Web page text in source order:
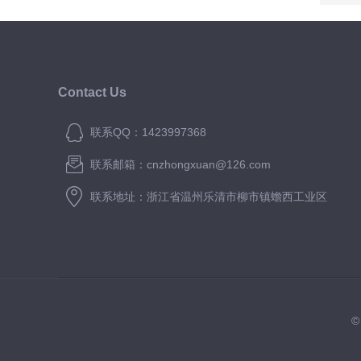
Contact Us
联系QQ：1423997368
联系邮箱：cnzhongxuan@126.com
联系地址：浙江省温州乐清市柳市镇蟾西工业区
©